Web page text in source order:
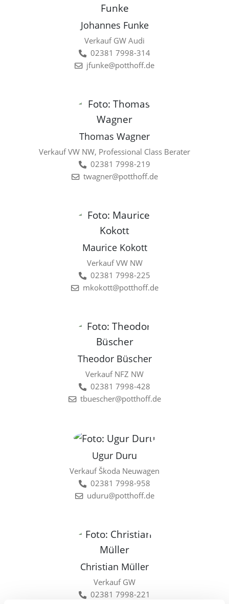
Johannes Funke
Verkauf GW Audi
02381 7998-314
jfunke@potthoff.de
Thomas Wagner
Verkauf VW NW, Professional Class Berater
02381 7998-219
twagner@potthoff.de
Maurice Kokott
Verkauf VW NW
02381 7998-225
mkokott@potthoff.de
Theodor Büscher
Verkauf NFZ NW
02381 7998-428
tbuescher@potthoff.de
Ugur Duru
Verkauf Škoda Neuwagen
02381 7998-958
uduru@potthoff.de
Christian Müller
Verkauf GW
02381 7998-221